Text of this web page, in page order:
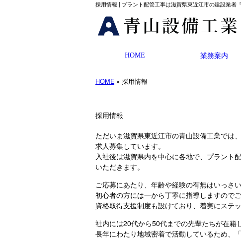
採用情報 | プラント配管工事は滋賀県東近江市の建設業者
HOME 業務案内
HOME » 採用情報
採用情報
ただいま滋賀県東近江市の青山設備工業では
求人募集しています。
入社後は滋賀県内を中心に各地で、プラント
いただきます。
ご応募にあたり、年齢や経験の有無はいっさ
初心者の方には一から丁寧に指導しますのでご
資格取得支援制度も設けており、着実にステ
社内には20代から50代までの先輩たちが在籍
長年にわたり地域密着で活動しているため、